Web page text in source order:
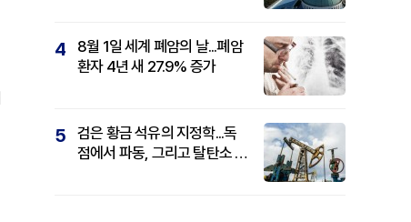
4
8월 1일 세계 폐암의 날...폐암
환자 4년 새 27.9% 증가
5
검은 황금 석유의 지정학...독
점에서 파동, 그리고 탈탄소 패